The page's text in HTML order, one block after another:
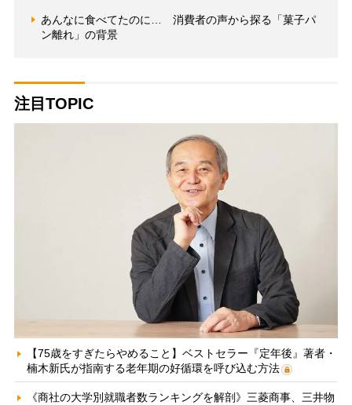
あんなに食べてたのに… 消費者の声から探る「菓子パ
ン離れ」の背景
注目TOPIC
【75歳をすぎたらやめること】ベストセラー『定年後』著者・
楠木新氏が指南する老年期の好循環を呼び込む方法
《商社の大学別就職者数ランキングを解剖》三菱商事、三井物